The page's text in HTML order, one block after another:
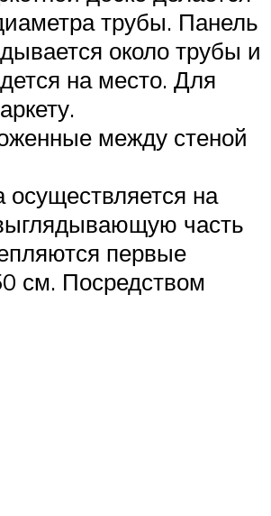
трубы. Панель
около трубы и
на место. Для
между стеной
осуществляется на
часть
первые
см. Посредством